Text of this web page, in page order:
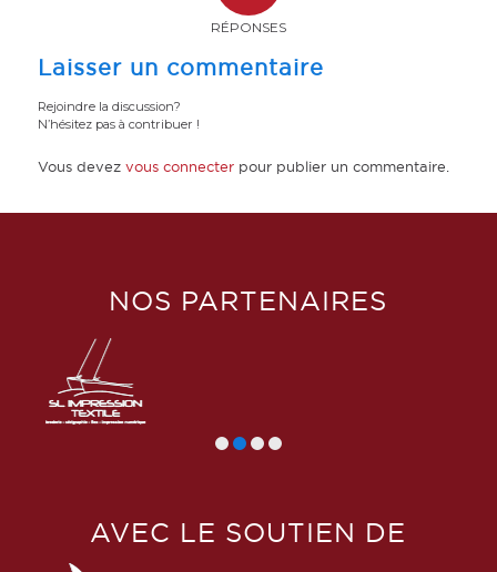
RÉPONSES
Laisser un commentaire
Rejoindre la discussion?
N’hésitez pas à contribuer !
Vous devez vous connecterpour publier un commentaire.
NOS PARTENAIRES
AVEC LE SOUTIEN DE